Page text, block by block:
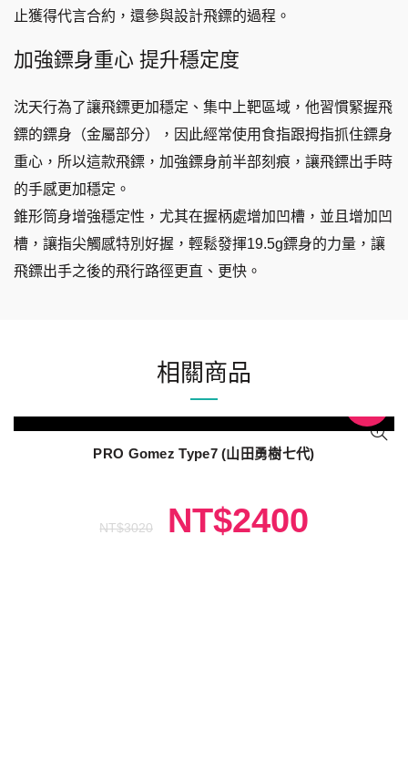
止獲得代言合約，還參與設計飛鏢的過程。
加強鏢身重心 提升穩定度
沈天行為了讓飛鏢更加穩定、集中上靶區域，他習慣緊握飛
鏢的鏢身（金屬部分），因此經常使用食指跟拇指抓住鏢身
重心，所以這款飛鏢，加強鏢身前半部刻痕，讓飛鏢出手時
的手感更加穩定。
錐形筒身增強穩定性，尤其在握柄處增加凹槽，並且增加凹
槽，讓指尖觸感特別好握，輕鬆發揮19.5g鏢身的力量，讓
飛鏢出手之後的飛行路徑更直、更快。
相關商品
PRO Gomez Type7 (山田勇樹七代)
NT$3020 NT$2400